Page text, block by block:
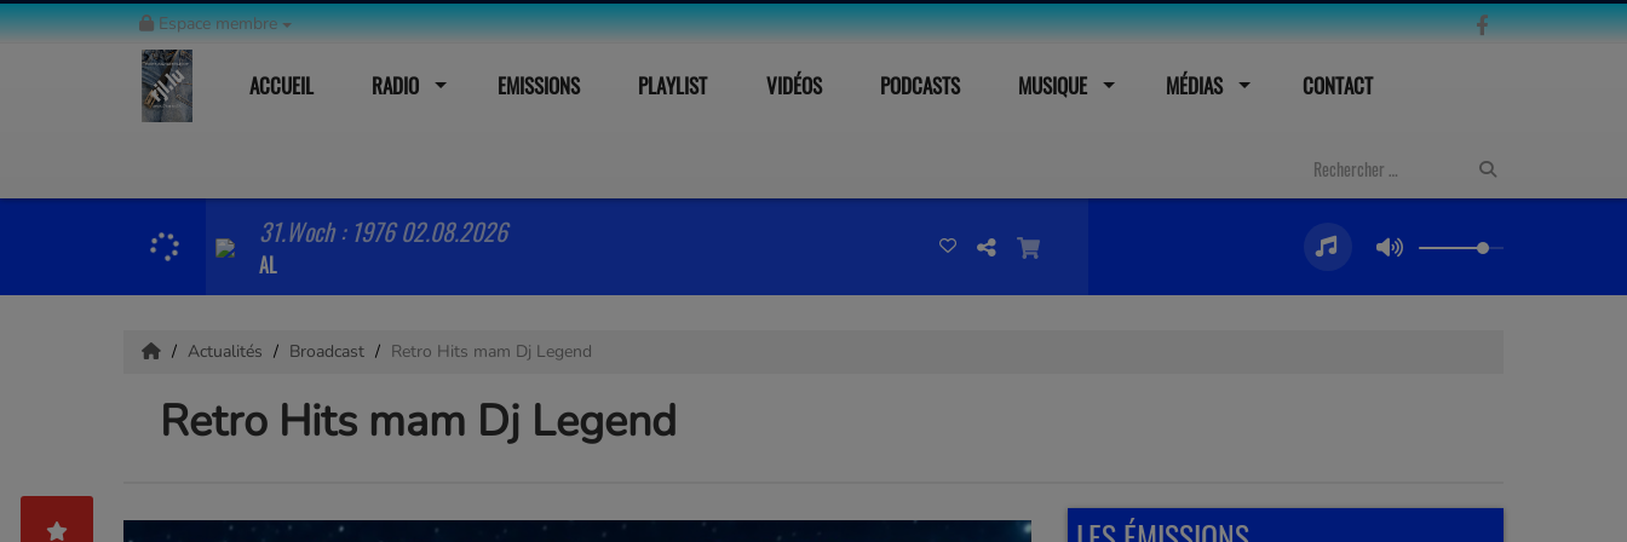
Espace membre
ACCUEIL RADIO EMISSIONS PLAYLIST VIDÉOS PODCASTS MUSIQUE MÉDIAS CONTACT
31.Woch : 1976 02.08.2026
AL
Actualités Broadcast Retro Hits mam Dj Legend
Retro Hits mam Dj Legend